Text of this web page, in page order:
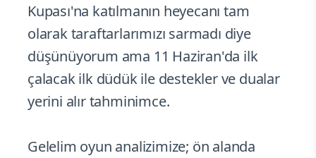
Kupası'na katılmanın heyecanı tam
olarak taraftarlarımızı sarmadı diye
düşünüyorum ama 11 Haziran'da ilk
çalacak ilk düdük ile destekler ve dualar
yerini alır tahminimce.
Gelelim oyun analizimize; ön alanda